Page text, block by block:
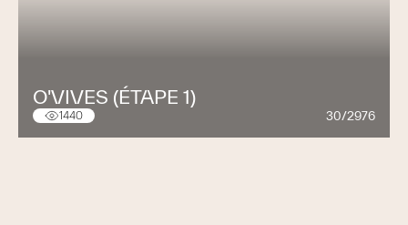
O'VIVES (ÉTAPE 1)
1440 30/2976